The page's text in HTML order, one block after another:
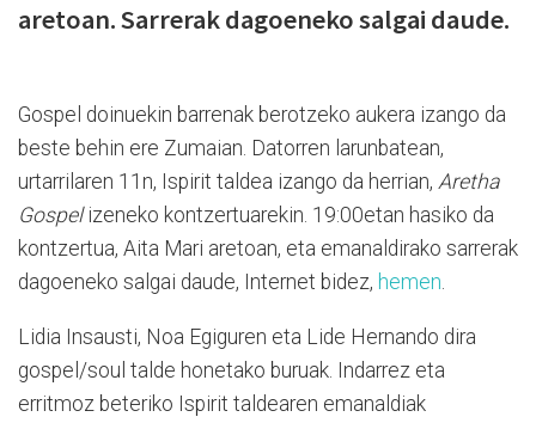
aretoan. Sarrerak dagoeneko salgai daude.
Gospel doinuekin barrenak berotzeko aukera izango da
beste behin ere Zumaian. Datorren larunbatean,
urtarrilaren 11n, Ispirit taldea izango da herrian, Aretha
Gospelizeneko kontzertuarekin. 19:00etan hasiko da
kontzertua, Aita Mari aretoan, eta emanaldirako sarrerak
dagoeneko salgai daude, Internet bidez, hemen.
Lidia Insausti, Noa Egiguren eta Lide Hernando dira
gospel/soul talde honetako buruak. Indarrez eta
erritmoz beteriko Ispirit taldearen emanaldiak